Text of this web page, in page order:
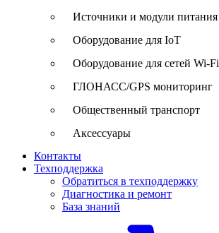
Источники и модули питания
Оборудование для IoT
Оборудование для сетей Wi-Fi
ГЛОНАСС/GPS мониторинг
Общественный транспорт
Аксессуары
Контакты
Техподдержка
Обратиться в техподдержку
Диагностика и ремонт
База знаний